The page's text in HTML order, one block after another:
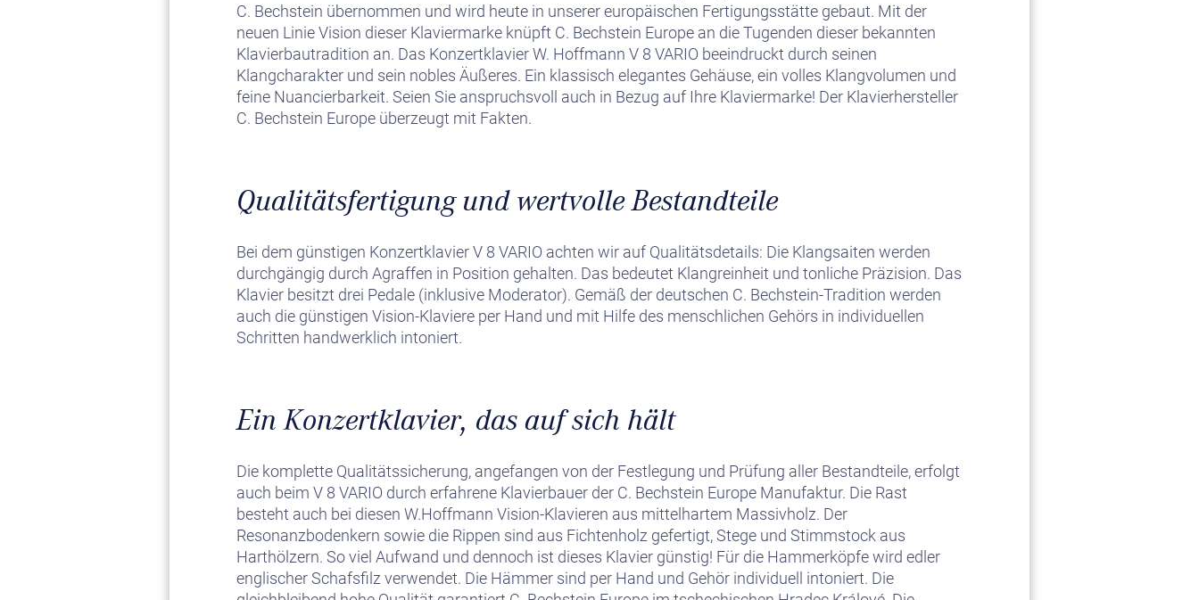
C. Bechstein übernommen und wird heute in unserer europäischen Fertigungsstätte gebaut. Mit der
neuen Linie Vision dieser Klaviermarke knüpft C. Bechstein Europe an die Tugenden dieser bekannten
Klavierbautradition an. Das Konzertklavier W. Hoffmann V 8 VARIO beeindruckt durch seinen
Klangcharakter und sein nobles Äußeres. Ein klassisch elegantes Gehäuse, ein volles Klangvolumen und
feine Nuancierbarkeit. Seien Sie anspruchsvoll auch in Bezug auf Ihre Klaviermarke! Der Klavierhersteller
C. Bechstein Europe überzeugt mit Fakten.
Qualitätsfertigung und wertvolle Bestandteile
Bei dem günstigen Konzertklavier V 8 VARIO achten wir auf Qualitätsdetails: Die Klangsaiten werden
durchgängig durch Agraffen in Position gehalten. Das bedeutet Klangreinheit und tonliche Präzision. Das
Klavier besitzt drei Pedale (inklusive Moderator). Gemäß der deutschen C. Bechstein-Tradition werden
auch die günstigen Vision-Klaviere per Hand und mit Hilfe des menschlichen Gehörs in individuellen
Schritten handwerklich intoniert.
Ein Konzertklavier, das auf sich hält
Die komplette Qualitätssicherung, angefangen von der Festlegung und Prüfung aller Bestandteile, erfolgt
auch beim V 8 VARIO durch erfahrene Klavierbauer der C. Bechstein Europe Manufaktur. Die Rast
besteht auch bei diesen W.Hoffmann Vision-Klavieren aus mittelhartem Massivholz. Der
Resonanzbodenkern sowie die Rippen sind aus Fichtenholz gefertigt, Stege und Stimmstock aus
Harthölzern. So viel Aufwand und dennoch ist dieses Klavier günstig! Für die Hammerköpfe wird edler
englischer Schafsfilz verwendet. Die Hämmer sind per Hand und Gehör individuell intoniert. Die